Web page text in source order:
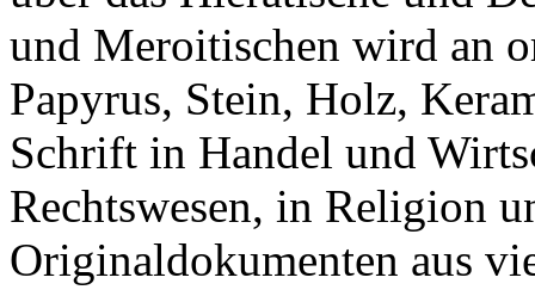
und Meroitischen wird an
Papyrus, Stein, Holz,
Schrift in Handel und
Rechtswesen, in Religion
Originaldokumenten aus